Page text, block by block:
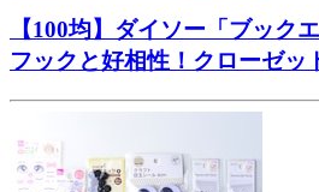
【100均】ダイソー「ブック
フックと好相性！クローゼッ